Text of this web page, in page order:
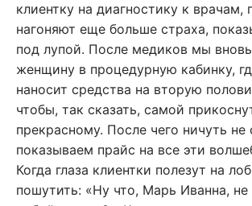
клиентку на диагностику к врачам,
нагоняют еще больше страха,
под лупой. После медиков мы
женщину в процедурную кабинку,
наносит средства на вторую
чтобы, так сказать, самой
прекрасному. После чего ничуть
показываем прайс на все эти
Когда глаза клиентки полезут на
пошутить: «Ну что, Марь Иванна, не